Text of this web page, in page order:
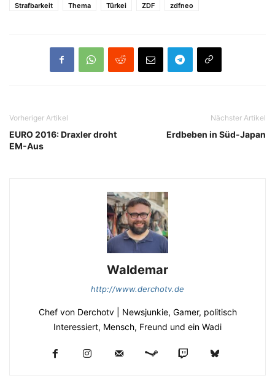
Strafbarkeit
Thema Türkei ZDF zdfneo
Vorheriger Artikel
EURO 2016: Draxler droht
EM-Aus
Nächster Artikel
Erdbeben in Süd-Japan
Waldemar
http://www.derchotv.de
Chef von Derchotv | Newsjunkie, Gamer, politisch
Interessiert, Mensch, Freund und ein Wadi